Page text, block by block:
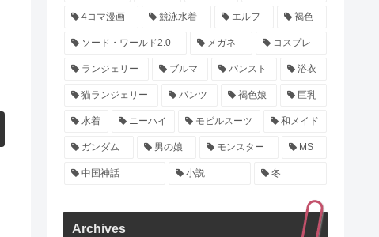
4コマ漫画 競泳水着 エルフ 褐色
ソード・ワールド2.0 メガネ コスプレ
ランジェリー ブルマ パンスト 浴衣
猫ランジェリー パンツ 褐色娘 巨乳
水着 ニーハイ モビルスーツ 和メイド
ガンダム 男の娘 モンスター MS
中国神話 小説 冬
Archives